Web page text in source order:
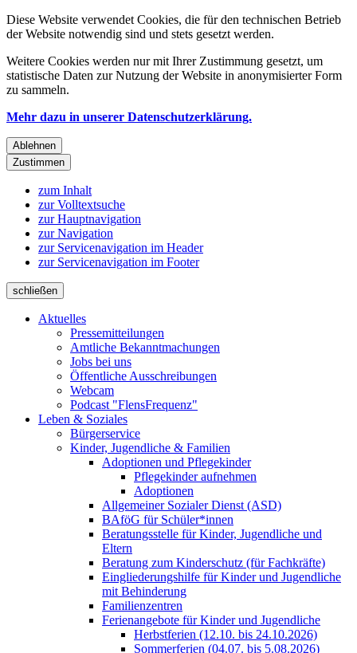
Diese Website verwendet Cookies, die für den technischen Betrieb
der Website notwendig sind und stets gesetzt werden.
Weitere Cookies werden nur mit Ihrer Zustimmung gesetzt, um
statistische Daten zur Nutzung der Website in anonymisierter Form
zu sammeln.
Mehr dazu in unserer Datenschutzerklärung.
Ablehnen
Zustimmen
zum Inhalt
zur Volltextsuche
zur Hauptnavigation
zur Navigation
zur Servicenavigation im Header
zur Servicenavigation im Footer
schließen
Aktuelles
Pressemitteilungen
Amtliche Bekanntmachungen
Jobs bei uns
Öffentliche Ausschreibungen
Webcam
Podcast "FlensFrequenz"
Leben & Soziales
Bürgerservice
Kinder, Jugendliche & Familien
Adoptionen und Pflegekinder
Pflegekinder aufnehmen
Adoptionen
Allgemeiner Sozialer Dienst (ASD)
BAföG für Schüler*innen
Beratungsstelle für Kinder, Jugendliche und
Eltern
Beratung zum Kinderschutz (für Fachkräfte)
Eingliederungshilfe für Kinder und Jugendliche
mit Behinderung
Familienzentren
Ferienangebote für Kinder und Jugendliche
Herbstferien (12.10. bis 24.10.2026)
Sommerferien (04.07. bis 5.08.2026)